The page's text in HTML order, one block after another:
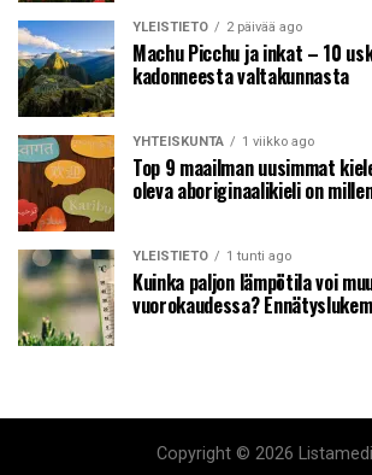
YLEISTIETO 2 päivää ago
Machu Picchu ja inkat – 10
kadonneesta valtakunnasta
YHTEISKUNTA 1 viikko ago
Top 9 maailman uusimmat
oleva aboriginaalikieli on
YLEISTIETO 1 tunti ago
Kuinka paljon lämpötila voi
vuorokaudessa?
Copyright © 2026